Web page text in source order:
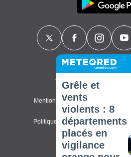
Contact
Mentions légales & Conditions
Politique de confidentialité
© 2026 Meteored. Tous
Grêle et
vents
violents : 8
départements
placés en
vigilance